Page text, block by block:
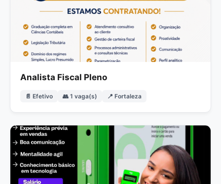
Analista Fiscal Pleno
📄 Efetivo 👥 1 vaga(s) 📍 Fortaleza